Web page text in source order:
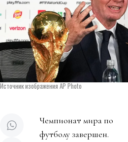
Источник изображения AP Photo
Чемпионат мира по
футболу завершен.